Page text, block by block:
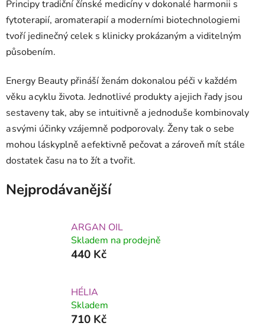
Principy tradiční čínské medicíny v dokonalé harmonii s
fytoterapií, aromaterapií a moderními biotechnologiemi
tvoří jedinečný celek s klinicky prokázaným a viditelným
působením.
Energy Beauty přináší ženám dokonalou péči v každém
věku a cyklu života. Jednotlivé produkty a jejich řady jsou
sestaveny tak, aby se intuitivně a jednoduše kombinovaly
a svými účinky vzájemně podporovaly. Ženy tak o sebe
mohou láskyplně a efektivně pečovat a zároveň mít stále
dostatek času na to žít a tvořit.
Nejprodávanější
ARGAN OIL
Skladem na prodejně
440 Kč
HÉLIA
Skladem
710 Kč